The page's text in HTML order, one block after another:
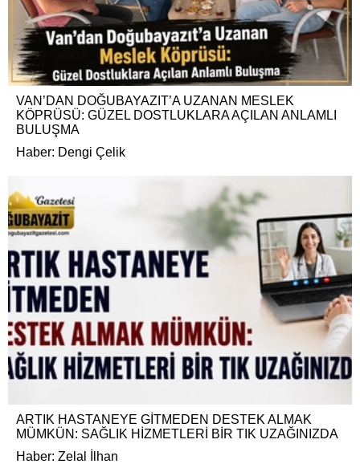
VAN’DAN DOĞUBAYAZIT’A UZANAN MESLEK
KÖPRÜSÜ: GÜZEL DOSTLUKLARA AÇILAN ANLAMLI
BULUŞMA
Haber: Dengi Çelik
ARTIK HASTANEYE GİTMEDEN DESTEK ALMAK
MÜMKÜN: SAĞLIK HİZMETLERİ BİR TIK UZAĞINIZDA
Haber: Zelal İlhan